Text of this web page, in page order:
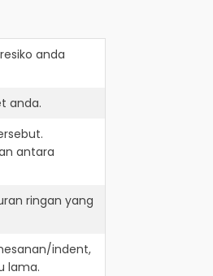
anda
anda.
antara
ringan yang
indent,
lama.